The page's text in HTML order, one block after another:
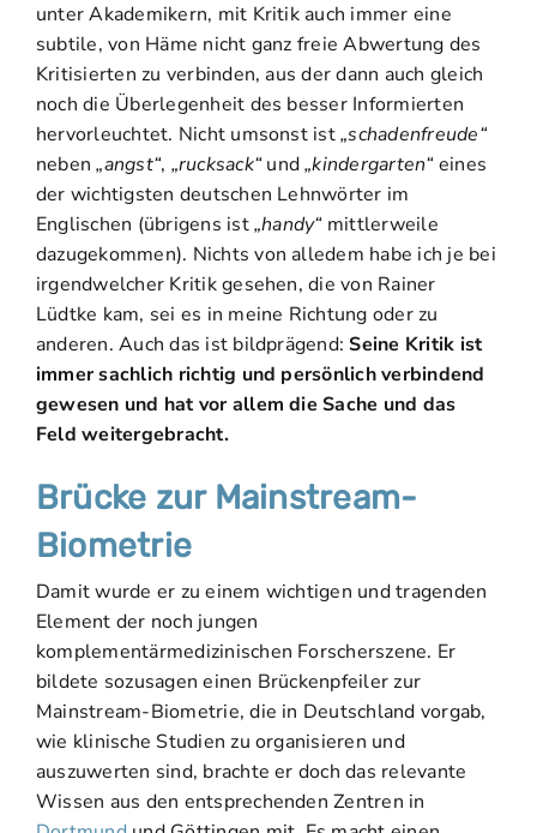
unter Akademikern, mit Kritik auch immer eine
subtile, von Häme nicht ganz freie Abwertung des
Kritisierten zu verbinden, aus der dann auch gleich
noch die Überlegenheit des besser Informierten
hervorleuchtet. Nicht umsonst ist„schadenfreude“
neben„angst“, „rucksack“ und„kindergarten“ eines
der wichtigsten deutschen Lehnwörter im
Englischen (übrigens ist„handy“ mittlerweile
dazugekommen). Nichts von alledem habe ich je bei
irgendwelcher Kritik gesehen, die von Rainer
Lüdtke kam, sei es in meine Richtung oder zu
anderen. Auch das ist bildprägend:Seine Kritik ist
immer sachlich richtig und persönlich verbindend
gewesen und hat vor allem die Sache und das
Feld weitergebracht.
Brücke zur Mainstream-
Biometrie
Damit wurde er zu einem wichtigen und tragenden
Element der noch jungen
komplementärmedizinischen Forscherszene. Er
bildete sozusagen einen Brückenpfeiler zur
Mainstream-Biometrie, die in Deutschland vorgab,
wie klinische Studien zu organisieren und
auszuwerten sind, brachte er doch das relevante
Wissen aus den entsprechenden Zentren in